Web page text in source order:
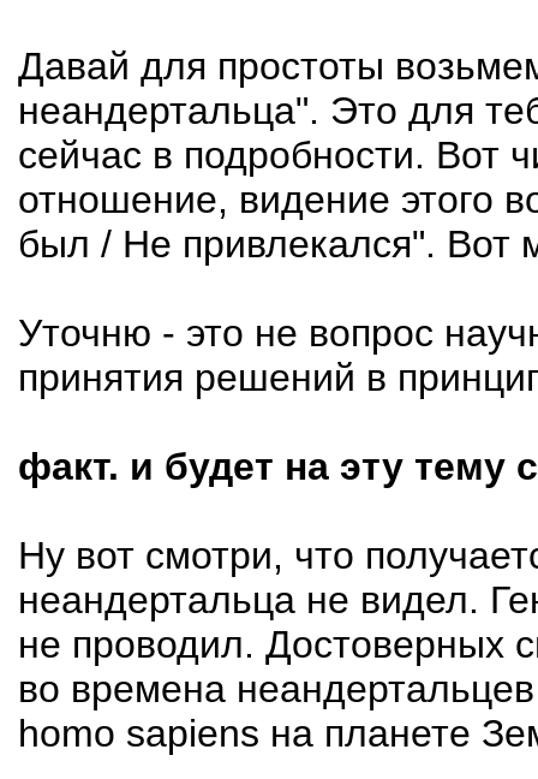
Давай для простоты
неандертальца". Это для
сейчас в подробности. Вот
отношение, видение этого
был / Не привлекался". Вот
Уточню - это не вопрос
принятия решений в
факт. и будет на эту тему
Ну вот смотри, что
неандертальца не видел.
не проводил. Достоверных
во времена
homo sapiens на планете